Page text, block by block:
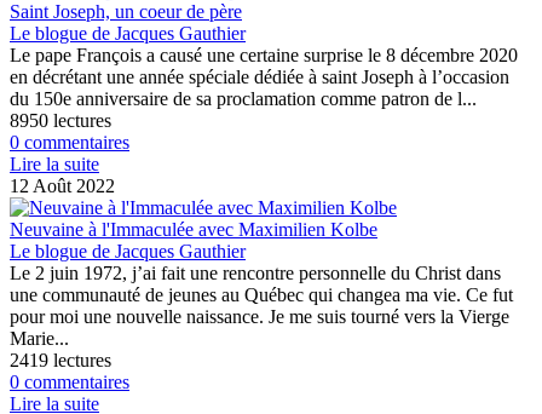
Saint Joseph, un coeur de père
Le blogue de Jacques Gauthier
Le pape François a causé une certaine surprise le 8 décembre 2020
en décrétant une année spéciale dédiée à saint Joseph à l’occasion
du 150e anniversaire de sa proclamation comme patron de l...
8950 lectures
0 commentaires
Lire la suite
12 Août 2022
Neuvaine à l'Immaculée avec Maximilien Kolbe
Le blogue de Jacques Gauthier
Le 2 juin 1972, j’ai fait une rencontre personnelle du Christ dans
une communauté de jeunes au Québec qui changea ma vie. Ce fut
pour moi une nouvelle naissance. Je me suis tourné vers la Vierge
Marie...
2419 lectures
0 commentaires
Lire la suite